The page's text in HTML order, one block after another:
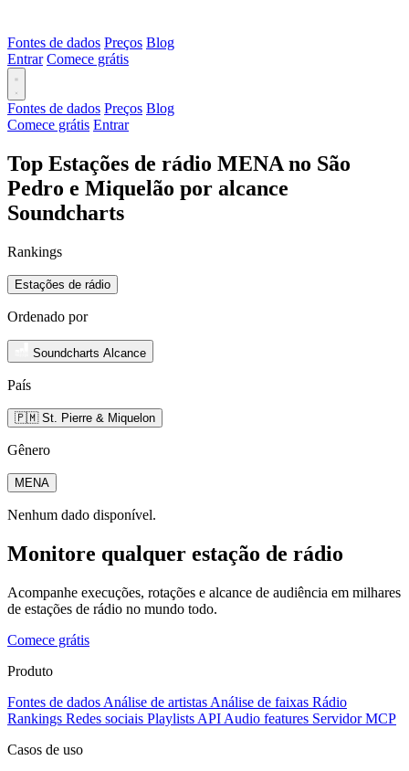
Fontes de dados Preços Blog
Entrar Comece grátis
Fontes de dados Preços Blog
Comece grátis Entrar
Top Estações de rádio MENA no São
Pedro e Miquelão por alcance
Soundcharts
Rankings
Estações de rádio
Ordenado por
Soundcharts Alcance
País
🇵🇲 St. Pierre & Miquelon
Gênero
MENA
Nenhum dado disponível.
Monitore qualquer estação de rádio
Acompanhe execuções, rotações e alcance de audiência em milhares
de estações de rádio no mundo todo.
Comece grátis
Produto
Fontes de dados Análise de artistas Análise de faixas Rádio
Rankings Redes sociais Playlists API Audio features Servidor MCP
Casos de uso